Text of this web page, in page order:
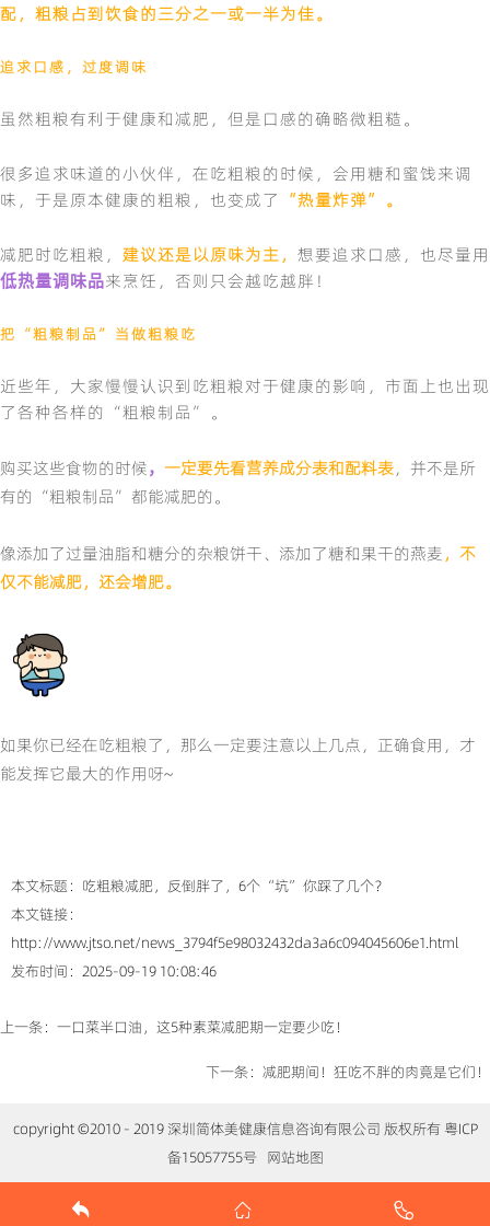
配，粗粮占到饮食的三分之一或一半为佳。
追求口感，过度调味
虽然粗粮有利于健康和减肥，但是口感的确略微粗糙。
很多追求味道的小伙伴，在吃粗粮的时候，会用糖和蜜饯来调
味，于是原本健康的粗粮，也变成了 “热量炸弹”。
减肥时吃粗粮， 建议还是以原味为主， 想要追求口感，也尽量用
低热量调味品来烹饪，否则只会越吃越胖！
把“粗粮制品”当做粗粮吃
近些年，大家慢慢认识到吃粗粮对于健康的影响，市面上也出现
了各种各样的“粗粮制品”。
购买这些食物的时候， 一定要先看营养成分表和配料表，并不是所
有的“粗粮制品”都能减肥的。
像添加了过量油脂和糖分的杂粮饼干、添加了糖和果干的燕麦，不
仅不能减肥，还会增肥。
如果你已经在吃粗粮了，那么一定要注意以上几点，正确食用，才
能发挥它最大的作用呀~
本文标题：吃粗粮减肥，反倒胖了，6个“坑”你踩了几个？
本文链接：
http://www.jtso.net/news_3794f5e98032432da3a6c094045606e1.html
发布时间：2025-09-19 10:08:46
上一条： 一口菜半口油，这5种素菜减肥期一定要少吃！
下一条： 减肥期间！狂吃不胖的肉竟是它们！​
copyright ©2010 - 2019 深圳简体美健康信息咨询有限公司 版权所有 粤ICP
备15057755号 网站地图
  